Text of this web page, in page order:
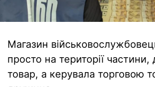
Магазин
просто на території частини,
товар, а керувала торговою